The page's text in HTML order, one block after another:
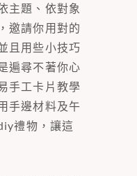
主題、依對象
邀請你用對的
且用些小技巧
遍尋不著你心
手工卡片教學
手邊材料及午
禮物，讓這